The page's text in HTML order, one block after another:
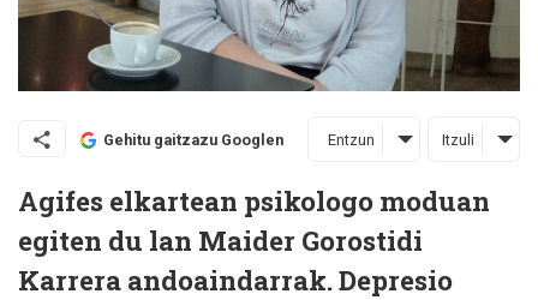
Gehitu gaitzazu Googlen Entzun Itzuli
Agifes elkartean psikologo moduan
egiten du lan Maider Gorostidi
Karrera andoaindarrak. Depresio